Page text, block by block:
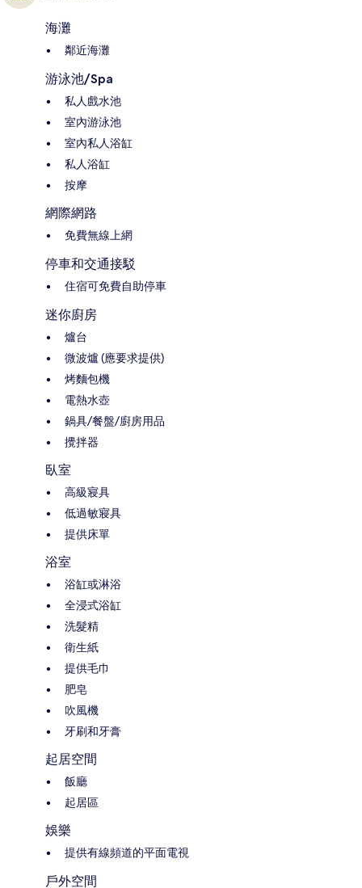
海灘
鄰近海灘
游泳池/Spa
私人戲水池
室內游泳池
室內私人浴缸
私人浴缸
按摩
網際網路
免費無線上網
停車和交通接駁
住宿可免費自助停車
迷你廚房
爐台
微波爐 (應要求提供)
烤麵包機
電熱水壺
鍋具/餐盤/廚房用品
攪拌器
臥室
高級寢具
低過敏寢具
提供床單
浴室
浴缸或淋浴
全浸式浴缸
洗髮精
衛生紙
提供毛巾
肥皂
吹風機
牙刷和牙膏
起居空間
飯廳
起居區
娛樂
提供有線頻道的平面電視
戶外空間